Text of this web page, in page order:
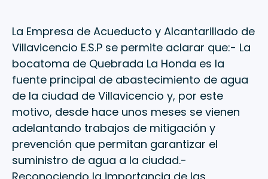
La Empresa de Acueducto y Alcantarillado de
Villavicencio E.S.P se permite aclarar que:- La
bocatoma de Quebrada La Honda es la
fuente principal de abastecimiento de agua
de la ciudad de Villavicencio y, por este
motivo, desde hace unos meses se vienen
adelantando trabajos de mitigación y
prevención que permitan garantizar el
suministro de agua a la ciudad.-